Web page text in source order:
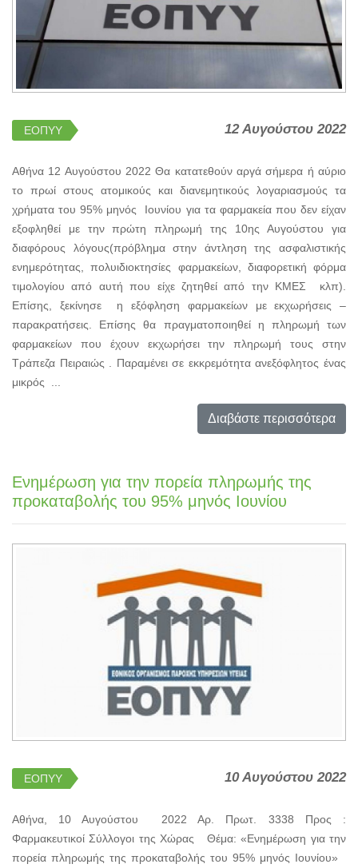
ΕΟΠΥΥ 12 Αυγούστου 2022
Αθήνα 12 Αυγούστου 2022 Θα κατατεθούν αργά σήμερα ή αύριο
το πρωί στους ατομικούς και διανεμητικούς λογαριασμούς τα
χρήματα του 95% μηνός Ιουνίου για τα φαρμακεία που δεν είχαν
εξοφληθεί με την πρώτη πληρωμή της 10ης Αυγούστου για
διαφόρους λόγους(πρόβλημα στην άντληση της ασφαλιστικής
ενημερότητας, πολυιδιοκτησίες φαρμακείων, διαφορετική φόρμα
τιμολογίου από αυτή που είχε ζητηθεί από την ΚΜΕΣ κλπ).
Επίσης, ξεκίνησε η εξόφληση φαρμακείων με εκχωρήσεις –
παρακρατήσεις. Επίσης θα πραγματοποιηθεί η πληρωμή των
φαρμακείων που έχουν εκχωρήσει την πληρωμή τους στην
Τράπεζα Πειραιώς . Παραμένει σε εκκρεμότητα ανεξόφλητος ένας
μικρός ...
Διαβάστε περισσότερα
Ενημέρωση για την πορεία πληρωμής της
προκαταβολής του 95% μηνός Ιουνίου
ΕΟΠΥΥ 10 Αυγούστου 2022
Αθήνα, 10 Αυγούστου 2022 Αρ. Πρωτ. 3338 Προς :
Φαρμακευτικοί Σύλλογοι της Χώρας Θέμα: «Ενημέρωση για την
πορεία πληρωμής της προκαταβολής του 95% μηνός Ιουνίου»